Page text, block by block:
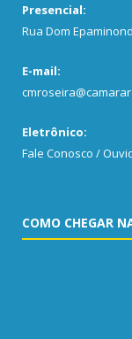
Presencial:
Rua Dom
E-mail:
Eletrônico:
Fale Conosco /
COMO CHEGAR